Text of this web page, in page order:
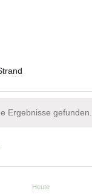
Ergebnisse gefunden.
Heute